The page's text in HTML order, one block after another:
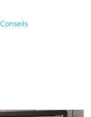
Conseils